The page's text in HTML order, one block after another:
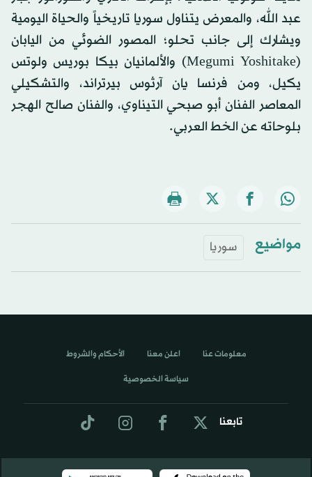
عبد الله، والمعرض يتناول سوريا تاريخياً والحياة اليومية
ويشارك إلى جانب تحلو؛ المصور الضوئي من اليابان
(Megumi Yoshitake) والألمانيان بيكا بوريس ولوتس
يكيل، ومن فرنسا يان آرثوس بيرتراند، والتشكيلي
المعاصر الفنان أبو صبحي التيناوي، والفنان صالح الهجر
بلوحاته عن الخط العربي.
مواضيع سوريا
تابعنا
معلومات عنا اعلن معنا الأحكام والشروط
سياسة الخصوصية